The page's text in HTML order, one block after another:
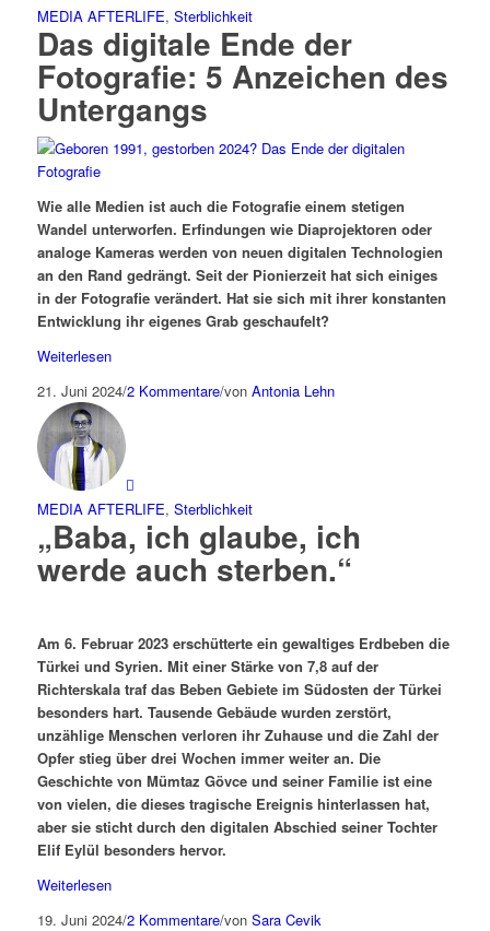
MEDIA AFTERLIFE, Sterblichkeit
Das digitale Ende der
Fotografie: 5 Anzeichen des
Untergangs
Wie alle Medien ist auch die Fotografie einem stetigen
Wandel unterworfen. Erfindungen wie Diaprojektoren oder
analogeKameraswerden von neuen digitalen Technologien
an den Rand gedrängt. Seit der Pionierzeit hat sich einiges
in der Fotografie verändert. Hat sie sich mit ihrer konstanten
Entwicklung ihr eigenes Grab geschaufelt?
Weiterlesen
21. Juni 2024/2 Kommentare/von Antonia Lehn
MEDIA AFTERLIFE, Sterblichkeit
„Baba, ich glaube, ich
werde auch sterben.“
Am 6. Februar 2023 erschütterte ein gewaltiges Erdbeben die
Türkei und Syrien. Mit einer Stärke von 7,8 auf der
Richterskala traf das Beben Gebiete im Südosten der Türkei
besonders hart. Tausende Gebäude wurden zerstört,
unzählige Menschen verloren ihr Zuhause und die Zahl der
Opfer stieg über drei Wochen immer weiter an. Die
Geschichte von Mümtaz Gövce und seiner Familie ist eine
von vielen, die dieses tragische Ereignis hinterlassen hat,
aber sie sticht durch den digitalen Abschied seiner Tochter
Elif Eylül besonders hervor.
Weiterlesen
19. Juni 2024/2 Kommentare/von Sara Cevik